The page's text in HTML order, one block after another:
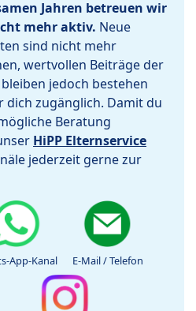
Jahren betreuen wir
mehr aktiv. Neue
sind nicht mehr
wertvollen Beiträge der
jedoch bestehen
zugänglich. Damit du
Beratung
HiPP Elternservice
jederzeit gerne zur
App-Kanal E-Mail / Telefon